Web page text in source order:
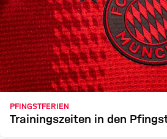
PFINGSTFERIEN
Trainingszeiten in den